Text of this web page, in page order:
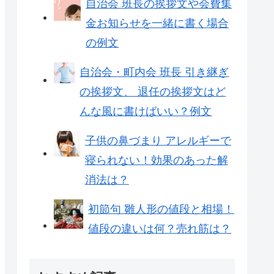
自治会 班長の挨拶文や会費集
金お知らせを一緒に書く場合
の例文
自治会・町内会 班長 引き継ぎ
の挨拶文、 退任の挨拶文はど
んな風に書けばいい？例文
子供の鼻づまり アレルギーで
寝られない！効果のあった解
消法は？
初節句 雛人形の値段と相場！
値段の違いは何？売れ筋は？